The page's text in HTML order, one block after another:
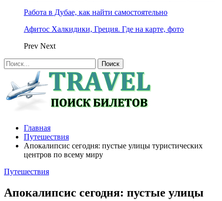
Работа в Дубае, как найти самостоятельно
Афитос Халкидики, Греция. Где на карте, фото
Prev Next
Главная
Путешествия
Апокалипсис сегодня: пустые улицы туристических
центров по всему миру
Путешествия
Апокалипсис сегодня: пустые улицы